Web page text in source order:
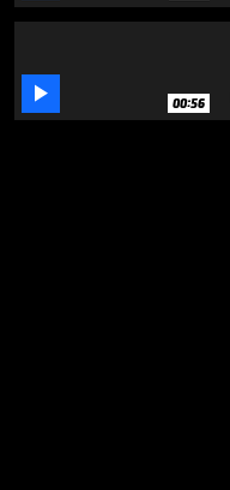
 00:56